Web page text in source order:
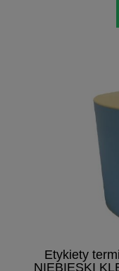
Etykiety
NIEBIESKI